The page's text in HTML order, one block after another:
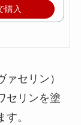
購入
セリン）
セリンを塗
。